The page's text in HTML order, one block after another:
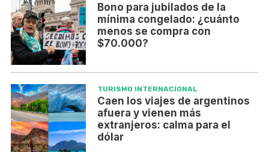
Bono para jubilados de la
mínima congelado: ¿cuánto
menos se compra con
$70.000?
TURISMO INTERNACIONAL
Caen los viajes de argentinos
afuera y vienen más
extranjeros: calma para el
dólar